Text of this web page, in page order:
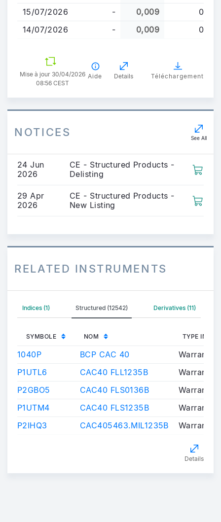
15/07/2026
- 0,009
0
14/07/2026
- 0,009 0
Mise à jour 30/04/2026
08:56 CEST
Aide Details Téléchargement
NOTICES See All
24 Jun
2026
CE - Structured Products -
Delisting
29 Apr
2026
CE - Structured Products -
New Listing
RELATED INSTRUMENTS
Indices (1) Structured (12542) Derivatives (11)
SYMBOLE NOM TYPE
1040P BCP CAC 40
Warrants/
P1UTL6
CAC40 FLL1235B
Warrants/
P2GBO5
CAC40 FLS0136B
Warrants/
P1UTM4
CAC40 FLS1235B
Warrants/
P2IHQ3
CAC405463.MIL1235B Warrants/
Details